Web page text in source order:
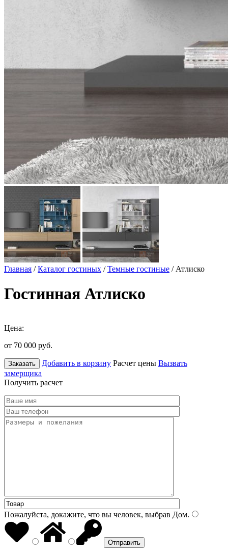
Главная /Каталог гостиных /Темные гостиные / Атлиско
Гостинная Атлиско
Цена:
от 70 000 руб.
Заказать Добавить в корзину Расчет цены Вызвать
замерщика
Получить расчет
Пожалуйста, докажите, что вы человек, выбрав Дом.